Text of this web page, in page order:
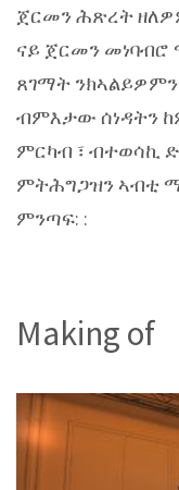
ጀርመን ሕጽረት
ናይ ጀርመን
ጸገማት
ብምእታው ሰነዳትን
ምርካብ ፣ ብተወሳኪ
ምትሕግጋዝን ኣብቲ
ምንጣፍ: :
Making of